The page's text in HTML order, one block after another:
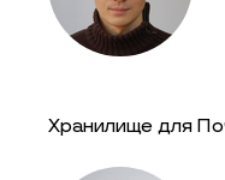
Хранилище для